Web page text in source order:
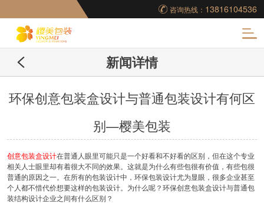
咨询热线： 13816104536
妆品包装盒工厂,高档
包装盒定制,创意包装
新闻详情
环保创意包装盒设计与普通包装设计有何区
别—樱美包装
创意包装盒设计在普通人眼里可能只是一个好看和不好看的区别，但在这个专业
相关人士眼里却有着很大不同的效果。这就是为什么有些包很有价值，有些包很
普通的原因之一。在所有的包装设计中，环保包装设计尤为显眼，很多企业甚至
个人都不惜代价想要这样的包装设计。为什么呢？环保创意包装盒设计与普通包
装结构设计企业之间有什么区别？